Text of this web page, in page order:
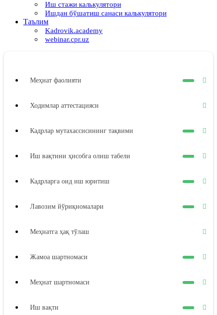
Иш стажи калькулятори
Ишдан бўшатиш санаси калькулятори
Таълим
Kadrovik.academy
webinar.cpr.uz
Меҳнат фаолияти
Ходимлар аттестацияси
Кадрлар мутахассисининг тақвими
Иш вақтини ҳисобга олиш табели
Кадрларга оид иш юритиш
Лавозим йўриқномалари
Меҳнатга ҳақ тўлаш
Жамоа шартномаси
Меҳнат шартномаси
Иш вақти